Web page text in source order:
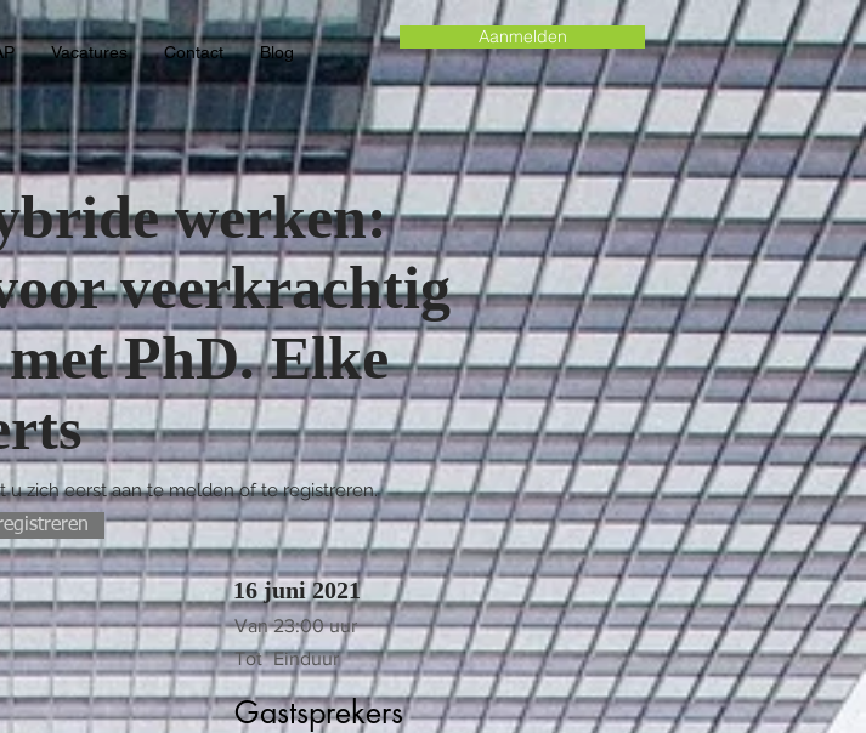
Vacatures Contact Blog
Aanmelden
werken:
veerkrachtig
PhD. Elke
zich eerst aan te melden of te registreren.
16 juni 2021
Van 23:00 uur
Tot Einduur
Gastsprekers